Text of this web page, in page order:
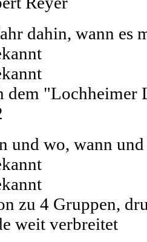
dahin, wann es
dem "Lochheimer
und wo, wann
zu 4 Gruppen,
weit verbreitet